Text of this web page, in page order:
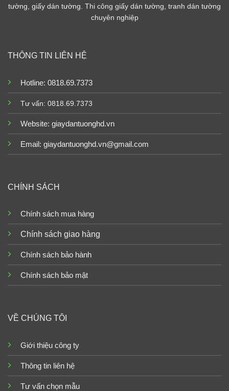
tường, giấy dán tường. Thi công giấy dán tường, tranh dán tường
chuyên nghiệp
THÔNG TIN LIÊN HỆ
Hotline: 0818.69.7373
Tư vấn: 0818.69.7373
Website: giaydantuonghd.vn
Email: giaydantuonghd.vn@gmail.com
CHÍNH SÁCH
Chính sách mua hàng
Chính sách giao hàng
Chính sách bảo hành
Chính sách bảo mật
VỀ CHÚNG TÔI
Giới thiệu công ty
Thông tin liên hệ
Tư vấn chọn mẫu